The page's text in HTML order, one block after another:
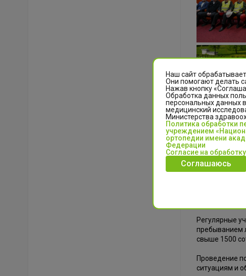
Сотрудники
состава;
Условное
Регулярные
пребыванием
свыше 1500
Проведение
ситуациям и
Наш сайт
Они помогают делать
Нажав кнопку
Обработка данных
персональных данных
медицинский
Министерства
Политика обработки
учреждением
ортопедии имени
Федерации
Согласие на
Соглашаюсь